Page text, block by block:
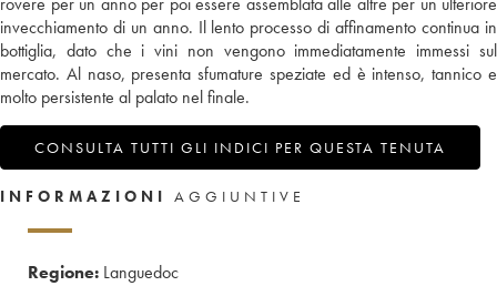
invecchiamento di un anno. Il lento processo di affinamento continua in
bottiglia, dato che i vini non vengono immediatamente immessi sul
mercato. Al naso, presenta sfumature speziate ed è intenso, tannico e
molto persistente al palato nel finale.
CONSULTA TUTTI GLI INDICI PER QUESTA TENUTA
INFORMAZIONI AGGIUNTIVE
Regione: Languedoc